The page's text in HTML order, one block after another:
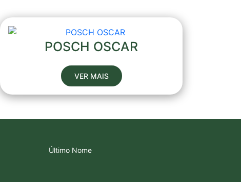
POSCH OSCAR
VER MAIS
Último Nome